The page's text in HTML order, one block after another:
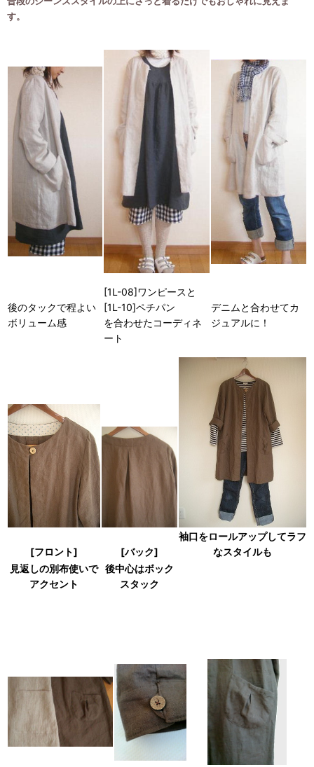
す。
後のタックで程よい
ボリューム感
[1L-08]ワンピースと
[1L-10]ペチパン
を合わせたコーディネ
ート
デニムと合わせてカ
ジュアルに！
[フロント] [バック]
袖口をロールアップしてラフ
なスタイルも
見返しの別布使いで
アクセント
後中心はボック
スタック